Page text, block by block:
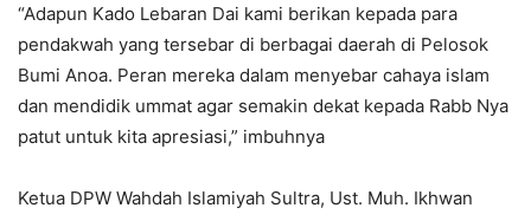
“Adapun Kado Lebaran Dai kami berikan kepada para
pendakwah yang tersebar di berbagai daerah di Pelosok
Bumi Anoa. Peran mereka dalam menyebar cahaya islam
dan mendidik ummat agar semakin dekat kepada Rabb Nya
patut untuk kita apresiasi,” imbuhnya
Ketua DPW Wahdah Islamiyah Sultra, Ust. Muh. Ikhwan